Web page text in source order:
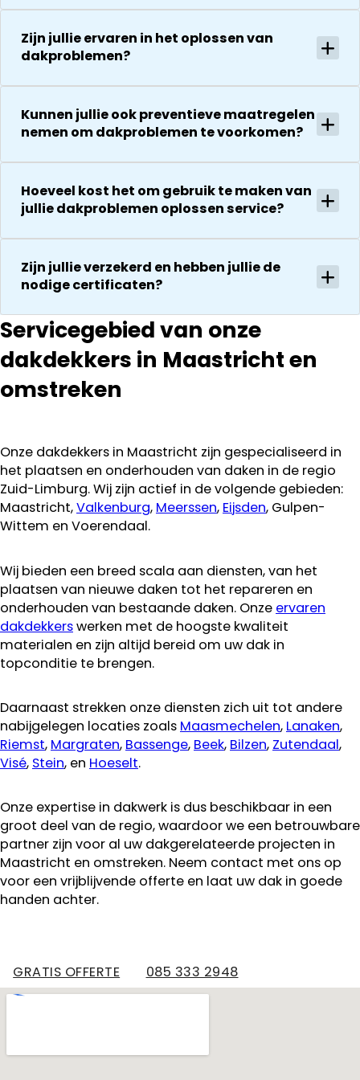
voor de
zijn
droog!!! Dus
zeker een 5
zijn
De reparatie
vervolgens
conform
afspraak en
zaken die ze
tegenkomen
worden
gerepareerd
zonder extra
communeren
ze goed en
Zijn jullie ervaren in het oplossen van
dakproblemen?
Kunnen jullie ook preventieve maatregelen
nemen om dakproblemen te voorkomen?
Hoeveel kost het om gebruik te maken van
jullie dakproblemen oplossen service?
Zijn jullie verzekerd en hebben jullie de
nodige certificaten?
Servicegebied van onze
dakdekkers in Maastricht en
omstreken
Onze dakdekkers in Maastricht zijn gespecialiseerd in
het plaatsen en onderhouden van daken in de regio
Zuid-Limburg. Wij zijn actief in de volgende gebieden:
Maastricht,Valkenburg, Meerssen, Eijsden, Gulpen-
Wittem en Voerendaal.
Wij bieden een breed scala aan diensten, van het
plaatsen van nieuwe daken tot het repareren en
onderhouden van bestaande daken. Onze ervaren
dakdekkerswerken met de hoogste kwaliteit
materialen en zijn altijd bereid om uw dak in
topconditie te brengen.
Daarnaast strekken onze diensten zich uit tot andere
nabijgelegen locaties zoals Maasmechelen, Lanaken,
Riemst, Margraten, Bassenge, Beek, Bilzen, Zutendaal,
Visé, Stein, en Hoeselt.
Onze expertise in dakwerk is dus beschikbaar in een
groot deel van de regio, waardoor we een betrouwbare
partner zijn voor al uw dakgerelateerde projecten in
Maastricht en omstreken. Neem contact met ons op
voor een vrijblijvende offerte en laat uw dak in goede
handen achter.
GRATIS OFFERTE 085 333 2948